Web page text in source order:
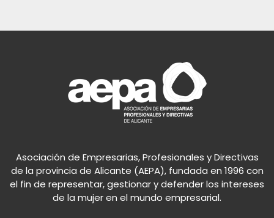
Asociación de Empresarias, Profesionales y Directivas
de la provincia de Alicante (AEPA), fundada en 1996 con
el fin de representar, gestionar y defender los intereses
de la mujer en el mundo empresarial.